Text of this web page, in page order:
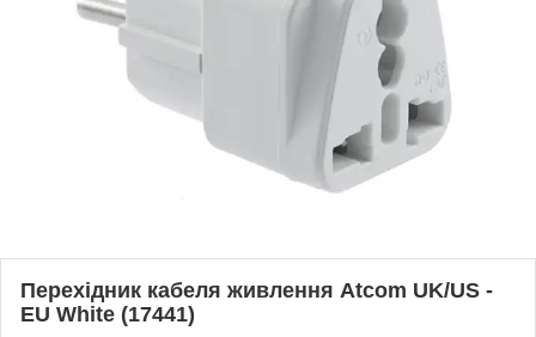
Перехідник кабеля живлення Atcom UK/US -
EU White (17441)